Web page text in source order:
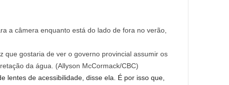
que gostaria de ver o governo provincial assumir os
da água.
(Allyson McCormack/CBC)
lentes de acessibilidade, disse ela. É por isso que,